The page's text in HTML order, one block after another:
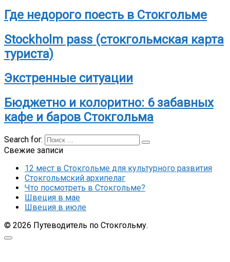
Где недорого поесть в Стокгольме
Stockholm pass (стокгольмская карта
туриста)
Экстренные ситуации
Бюджетно и колоритно: 6 забавных
кафе и баров Стокгольма
Search for:
Свежие записи
12 мест в Стокгольме для культурного развития
Стокгольмский архипелаг
Что посмотреть в Стокгольме?
Швеция в мае
Швеция в июле
© 2026 Путеводитель по Стокгольму.